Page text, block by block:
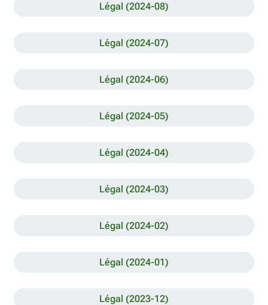
Légal (2024-08)
Légal (2024-07)
Légal (2024-06)
Légal (2024-05)
Légal (2024-04)
Légal (2024-03)
Légal (2024-02)
Légal (2024-01)
Légal (2023-12)